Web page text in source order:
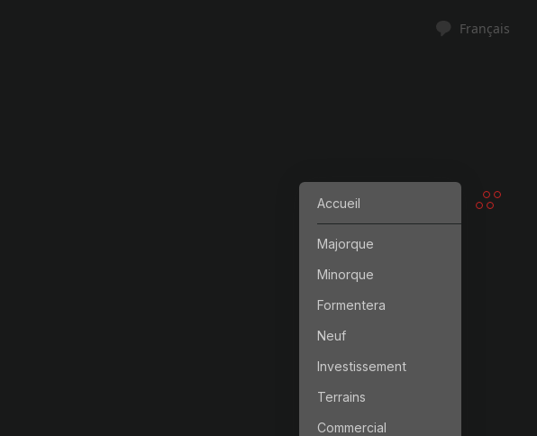
Accueil
Majorque
Minorque
Formentera
Neuf
Investissement
Terrains
Commercial
Français